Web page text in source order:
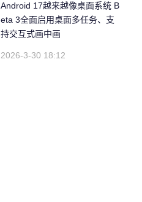
Android 17越来越像桌面系统 B
eta 3全面启用桌面多任务、支
持交互式画中画
2026-3-30 18:12